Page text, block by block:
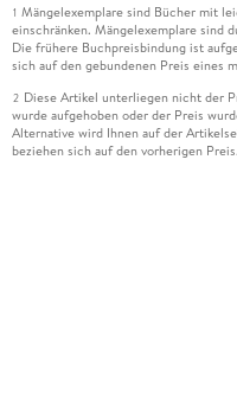
1 Mängelexemplare sind Bücher mit
einschränken. Mängelexemplare sind
Die frühere Buchpreisbindung ist
sich auf den gebundenen Preis eines
2 Diese Artikel unterliegen nicht der
wurde aufgehoben oder der Preis
Alternative wird Ihnen auf der
beziehen sich auf den vorherigen Preis.